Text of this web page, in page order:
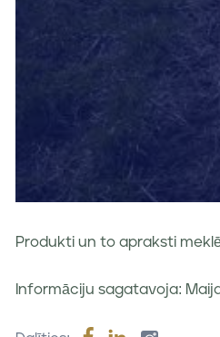
Produkti un to apraksti
Informāciju sagatavoja: